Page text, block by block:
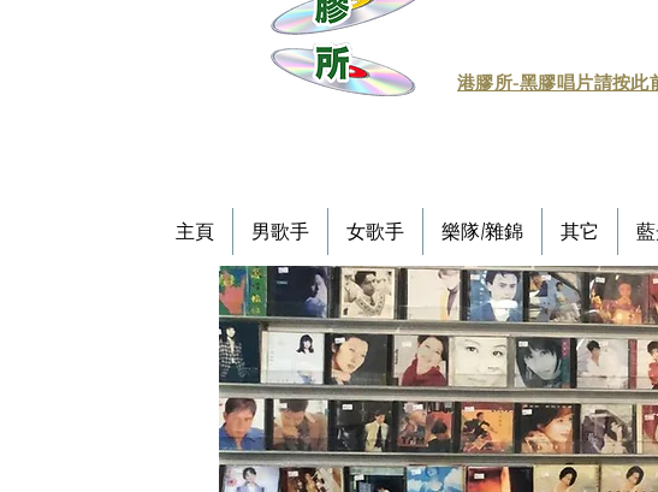
港膠所-黑膠唱片請按
主頁 男歌手 女歌手 樂隊/雜錦 其它